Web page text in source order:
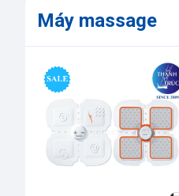
Máy massage